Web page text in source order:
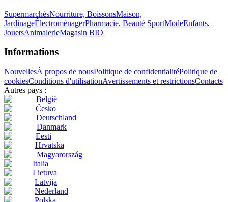
SupermarchésNourriture, BoissonsMaison,
JardinageÉlectroménagerPharmacie, Beauté SportModeEnfants,
JouetsAnimalerieMagasin BIO
Informations
NouvellesÀ propos de nousPolitique de confidentialitéPolitique de
cookiesConditions d'utilisationAvertissements et restrictionsContacts
Autres pays :
België
Česko
Deutschland
Danmark
Eesti
Hrvatska
Magyarország
Italia
Lietuva
Latvija
Nederland